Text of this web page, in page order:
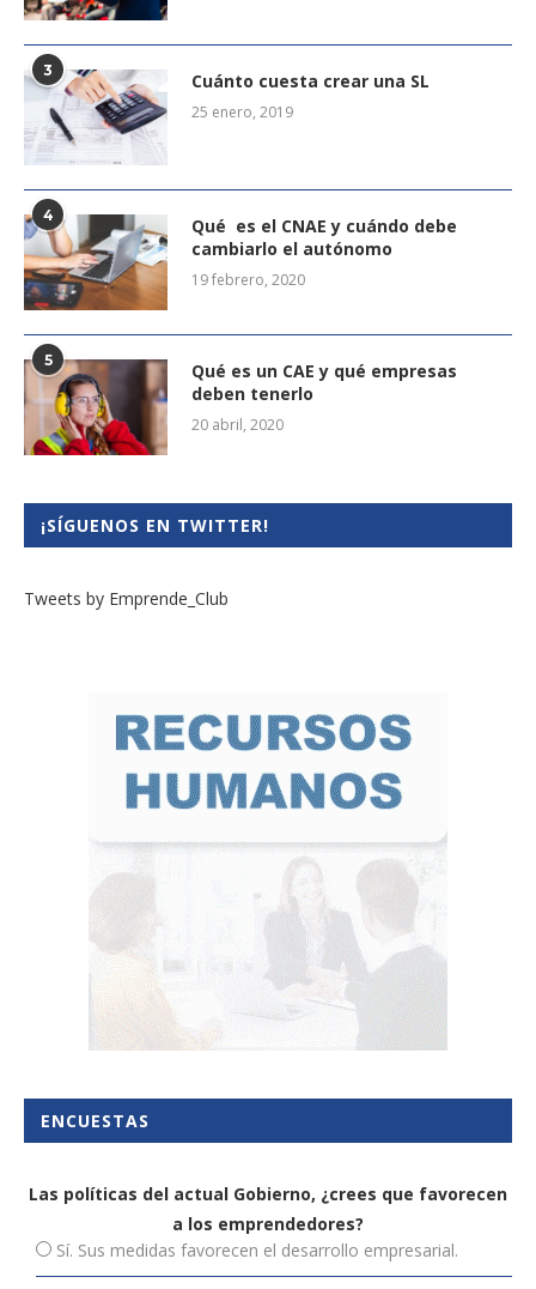
3 Cuánto cuesta crear una SL
25 enero, 2019
4
Qué es el CNAE y cuándo debe
cambiarlo el autónomo
19 febrero, 2020
5
Qué es un CAE y qué empresas
deben tenerlo
20 abril, 2020
¡SÍGUENOS EN TWITTER!
Tweets by Emprende_Club
ENCUESTAS
Las políticas del actual Gobierno, ¿crees que favorecen
a los emprendedores?
Sí. Sus medidas favorecen el desarrollo empresarial.